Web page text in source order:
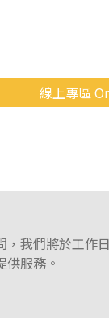
線上專區
我們將於工作
供服務。